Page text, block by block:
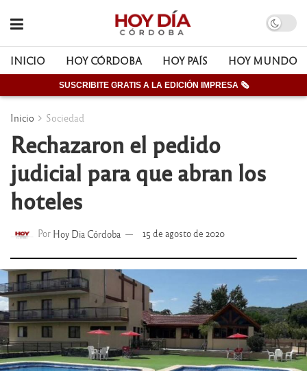
INICIO HOY CÓRDOBA HOY PAÍS HOY MUNDO
SUSCRIBITE GRATIS A LA EDICIÓN IMPRESA 🗞
Inicio Sociedad
Rechazaron el pedido
judicial para que abran los
hoteles
Por Hoy Dia Córdoba 15 de agosto de 2020